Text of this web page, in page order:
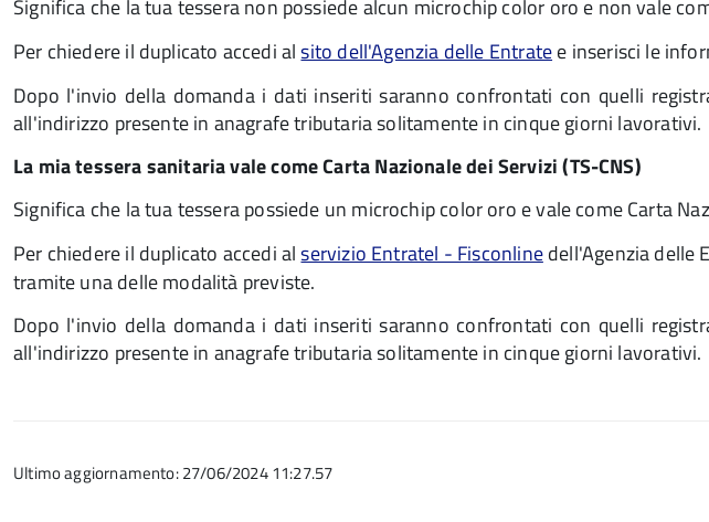
Significa che la tua tessera non possiede alcun microchip color oro e non vale
Per chiedere il duplicato accedi alsito dell'Agenzia delle Entratee inserisci le
Dopo l'invio della domanda i dati inseriti saranno confrontati con quelli
all'indirizzo presente in anagrafe tributaria solitamente in cinque giorni lavorativi.
La mia tessera sanitaria vale come Carta Nazionale dei Servizi (TS-CNS)
Significa che la tua tessera possiede un microchip color oro e vale come Carta
Per chiedere il duplicato accedi alservizio Entratel - Fisconlinedell'Agenzia delle
tramite una delle modalità previste.
Dopo l'invio della domanda i dati inseriti saranno confrontati con quelli
all'indirizzo presente in anagrafe tributaria solitamente in cinque giorni lavorativi.
Ultimo aggiornamento: 27/06/2024 11:27.57